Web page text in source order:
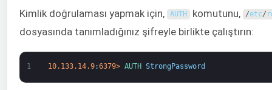
Kimlik doğrulaması yapmak için, AUTH komutunu, /etc/
dosyasında tanımladığınız şifreyle birlikte çalıştırın:
1 10.133.14.9:6379> AUTH StrongPassword